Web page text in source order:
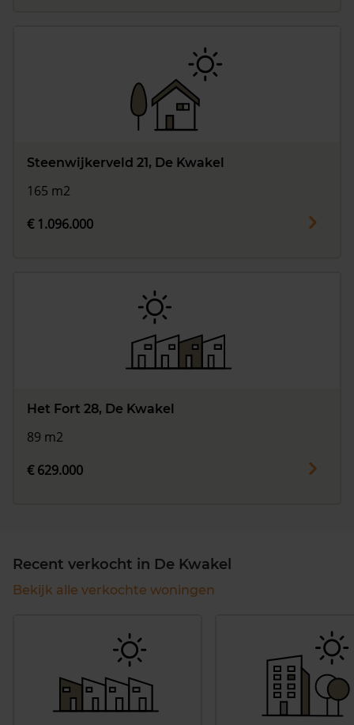
Steenwijkerveld 21, De Kwakel
165 m2
€ 1.096.000
Het Fort 28, De Kwakel
89 m2
€ 629.000
Recent verkocht in De Kwakel
Bekijk alle verkochte woningen